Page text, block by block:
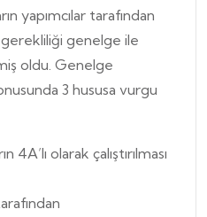
yapımcılar tarafından
gerekliliği genelge ile
oldu. Genelge
3 hususa vurgu
olarak çalıştırılması